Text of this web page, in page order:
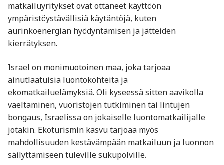
matkailuyritykset ovat ottaneet käyttöön
ympäristöystävällisiä käytäntöjä, kuten
aurinkoenergian hyödyntämisen ja jätteiden
kierrätyksen.
Israel on monimuotoinen maa, joka tarjoaa
ainutlaatuisia luontokohteita ja
ekomatkailuelämyksiä. Oli kyseessä sitten aavikolla
vaeltaminen, vuoristojen tutkiminen tai lintujen
bongaus, Israelissa on jokaiselle luontomatkailijalle
jotakin. Ekoturismin kasvu tarjoaa myös
mahdollisuuden kestävämpään matkailuun ja luonnon
säilyttämiseen tuleville sukupolville.